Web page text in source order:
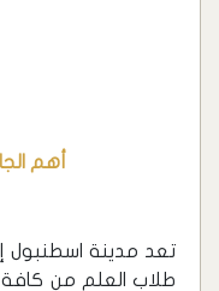
أهم
تعد مدينة
طلاب العلم من كافة